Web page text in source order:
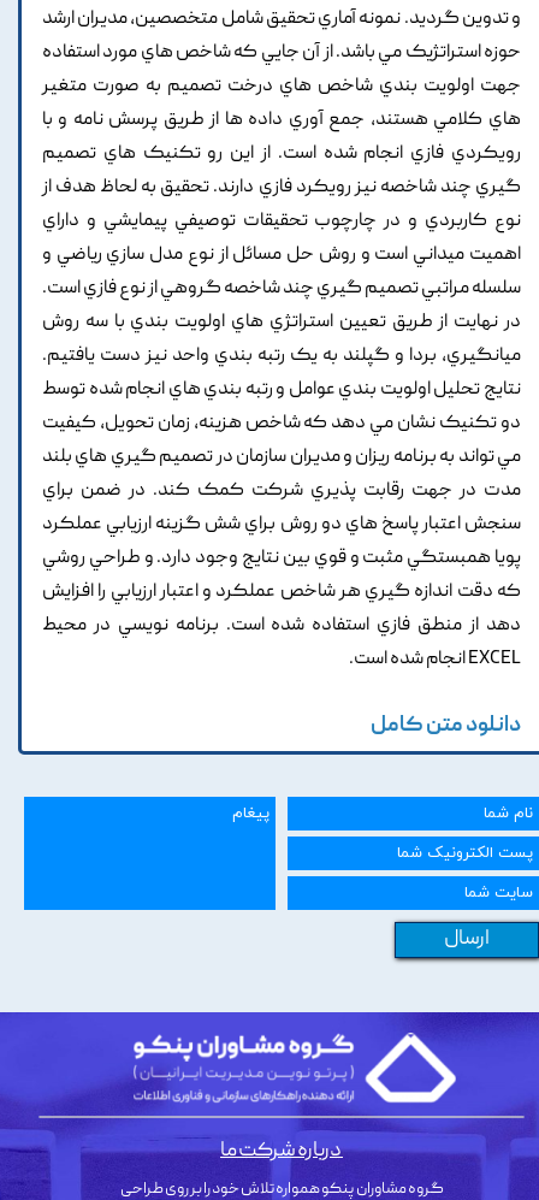
و تدوين گرديد. نمونه آماري تحقيق شامل متخصصين, مديران ارشد
حوزه استراتژيک مي باشد. از آن جايي که شاخص هاي مورد استفاده
جهت اولويت بندي شاخص هاي درخت تصميم به صورت متغير
هاي کلامي هستند, جمع آوري داده ها از طريق پرسش نامه و با
رويکردي فازي انجام شده است. از اين رو تکنيک هاي تصميم
گيري چند شاخصه نيز رويکرد فازي دارند. تحقيق به لحاظ هدف از
نوع کاربردي و در چارچوب تحقيقات توصيفي پيمايشي و داراي
اهميت ميداني است و روش حل مسائل از نوع مدل سازي رياضي و
سلسله مراتبي تصميم گيري چند شاخصه گروهي از نوع فازي است.
در نهايت از طريق تعيين استراتژي هاي اولويت بندي با سه روش
ميانگيري, بردا و گپلند به يک رتبه بندي واحد نيز دست يافتيم.
نتايج تحليل اولويت بندي عوامل و رتبه بندي هاي انجام شده توسط
دو تکنيک نشان مي دهد که شاخص هزينه, زمان تحويل, کيفيت
مي تواند به برنامه ريزان و مديران سازمان در تصميم گيري هاي بلند
مدت در جهت رقابت پذيري شرکت کمک کند. در ضمن براي
سنجش اعتبار پاسخ هاي دو روش براي شش گزينه ارزيابي عملکرد
پويا همبستگي مثبت و قوي بين نتايج وجود دارد. و طراحي روشي
که دقت اندازه گيري هر شاخص عملکرد و اعتبار ارزيابي را افزايش
دهد از منطق فازي استفاده شده است. برنامه نويسي در محيط
EXCEL انجام شده است.
دانلود متن کامل
ارسال
گروه مشاوران پنکو همواره تلاش خود را بر روی طراحی
درباره شرکت ما